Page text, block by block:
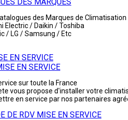
des Marques de Climatisation
Electric / Daikin / Toshiba
/ LG / Samsung / Etc
EN SERVICE
EN SERVICE
sur toute la France
vous propose d'installer votre
en service par nos partenaires
DE RDV MISE EN SERVICE